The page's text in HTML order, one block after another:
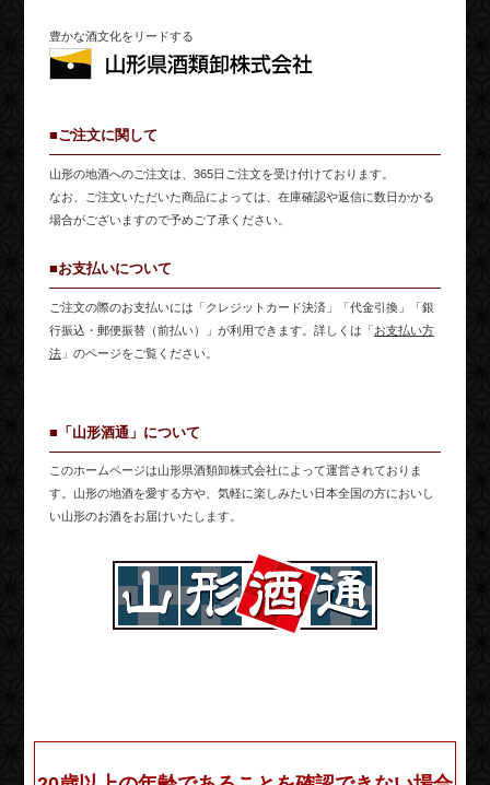
豊かな酒文化をリードする
■ご注文に関して
山形の地酒へのご注文は、365日ご注文を受け付けております。
なお、ご注文いただいた商品によっては、在庫確認や返信に数日かかる
場合がございますので予めご了承ください。
■お支払いについて
ご注文の際のお支払いには「クレジットカード決済」「代金引換」「銀
行振込・郵便振替（前払い）」が利用できます。詳しくは「お支払い方
法」のページをご覧ください。
■「山形酒通」について
このホームページは山形県酒類卸株式会社によって運営されておりま
す。山形の地酒を愛する方や、気軽に楽しみたい日本全国の方においし
い山形のお酒をお届けいたします。